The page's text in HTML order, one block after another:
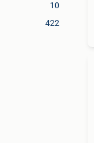
10
422